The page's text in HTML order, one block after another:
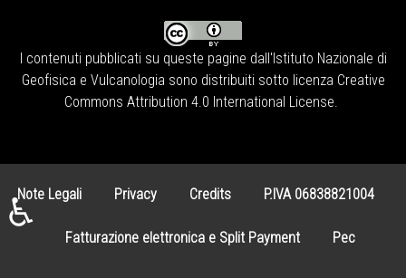
I contenuti pubblicati su queste pagine dall' Istituto Nazionale di
Geofisica e Vulcanologia sono distribuiti sotto licenza Creative
Commons Attribution 4.0 International License.
Note Legali Privacy Credits P.IVA 06838821004
Fatturazione elettronica e Split Payment Pec